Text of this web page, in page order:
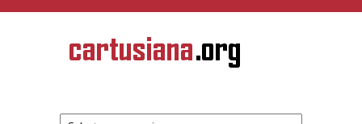
Overslaan en naar de inhoud gaan
CARTUSIANA
Geschiedenis
van de